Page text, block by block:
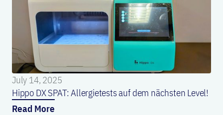
July 14, 2025
Hippo DX SPAT: Allergietests auf dem nächsten Level!
Read More